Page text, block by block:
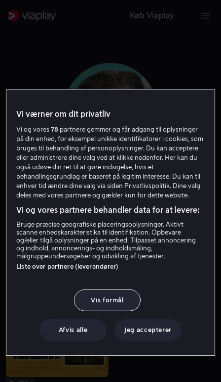
Køb Viaplay
Ricky Tomlinson
Lej 49 kr
Vi værner om dit privatliv
Vi og vores78 partnere gemmer og får adgang til oplysninger
på din enhed, for eksempel unikke identifikatorer i cookies, som
bruges til behandling af personoplysninger. Du kan acceptere
eller administrere dine valg ved at klikke nedenfor. Her kan du
også udøve din ret til at gøre indsigelse, hvis et
behandlingsgrundlag er baseret på legitim interesse. Du kan til
enhver tid ændre dine valg via siden Privatlivspolitik. Dine valg
deles med vores partnere og gælder kun for dette website.
Vi og vores partnere behandler data for at levere:
Bruge præcise geografiske placeringsoplysninger. Aktivt
scanne enhedskarakteristika til identifikation. Opbevare
og/eller tilgå oplysninger på en enhed. Tilpasset annoncering
og indhold, annoncerings- og indholdsmåling,
målgruppeundersøgelser og udvikling af tjenester.
Liste over partnere (leverandører)
Vis formål
Afvis alle Jeg accepterer